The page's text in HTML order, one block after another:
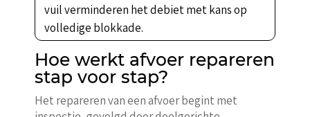
vuil verminderen het debiet met kans op
volledige blokkade.
Hoe werkt afvoer repareren
stap voor stap?
Het repareren van een afvoer begint met